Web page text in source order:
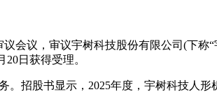
会议，审议宇树科技股份有限公司(下称
日获得受理。
招股书显示，2025年度，宇树科技人形